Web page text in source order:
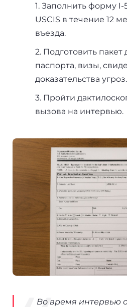
1. Заполнить форму
USCIS в течение 12
въезда.
2. Подготовить
паспорта, визы,
доказательства угроз.
3. Пройти
вызова на интервью.
Во время интервью